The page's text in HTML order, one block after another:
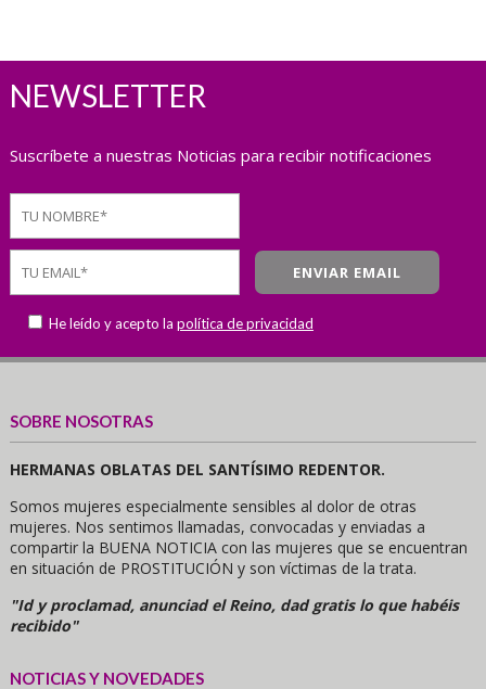
NEWSLETTER
Suscríbete a nuestras Noticias para recibir notificaciones
He leído y acepto la política de privacidad
SOBRE NOSOTRAS
HERMANAS OBLATAS DEL SANTÍSIMO REDENTOR.
Somos mujeres especialmente sensibles al dolor de otras
mujeres. Nos sentimos llamadas, convocadas y enviadas a
compartir la BUENA NOTICIA con las mujeres que se encuentran
en situación de PROSTITUCIÓN y son víctimas de la trata.
"Id y proclamad, anunciad el Reino, dad gratis lo que habéis
recibido"
NOTICIAS Y NOVEDADES